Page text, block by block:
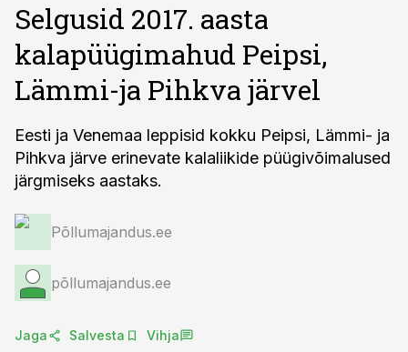
Selgusid 2017. aasta
kalapüügimahud Peipsi,
Lämmi-ja Pihkva järvel
Eesti ja Venemaa leppisid kokku Peipsi, Lämmi- ja
Pihkva järve erinevate kalaliikide püügivõimalused
järgmiseks aastaks.
Põllumajandus.ee
põllumajandus.ee
Jaga Salvesta Vihja